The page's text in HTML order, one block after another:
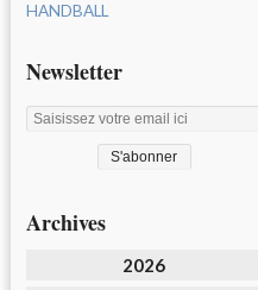
HANDBALL
Newsletter
Archives
2026